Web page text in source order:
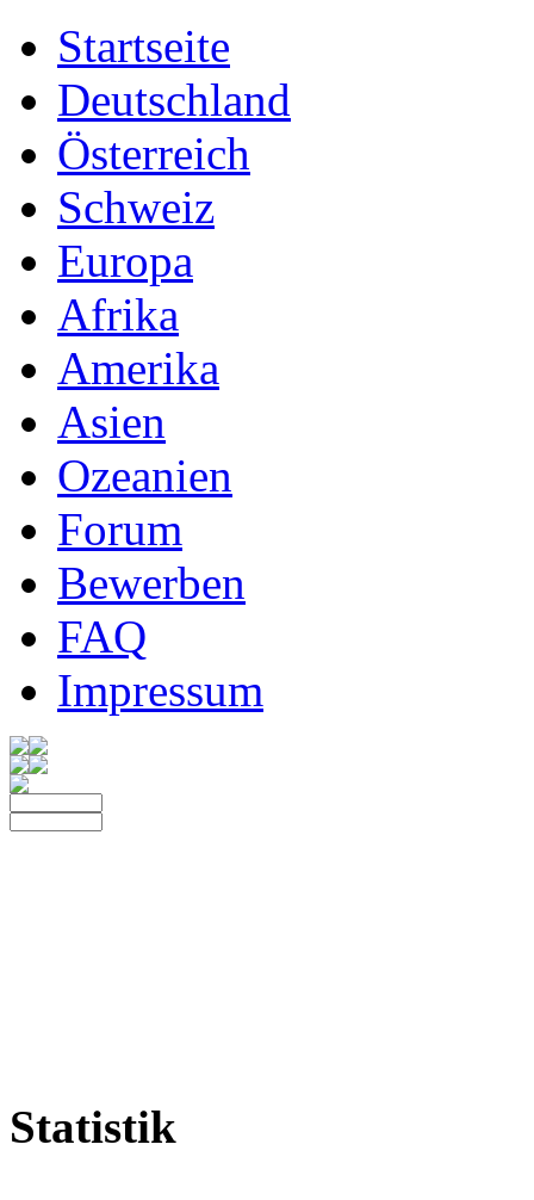
Startseite
Deutschland
Österreich
Schweiz
Europa
Afrika
Amerika
Asien
Ozeanien
Forum
Bewerben
FAQ
Impressum
Statistik